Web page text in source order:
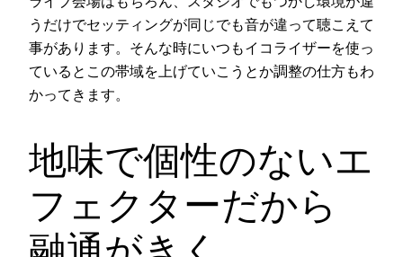
うだけでセッティングが同じでも音が違って聴こえて
事があります。そんな時にいつもイコライザーを使っ
ているとこの帯域を上げていこうとか調整の仕方もわ
かってきます。
地味で個性のないエ
フェクターだから